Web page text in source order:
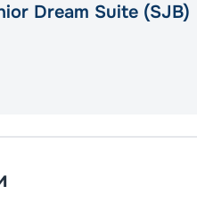
Dream Suite (SJB)